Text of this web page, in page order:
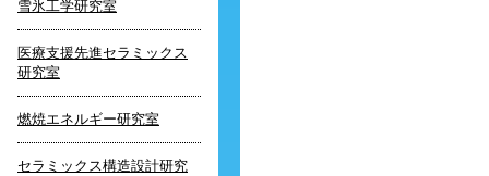
雪氷工学研究室
医療支援先進セラミックス
研究室
燃焼エネルギー研究室
セラミックス構造設計研究